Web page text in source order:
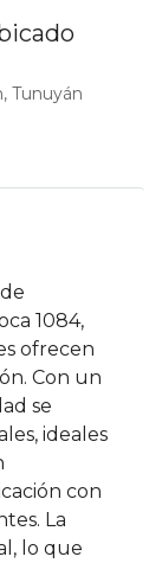
Tunuyán
1084,
ofrecen
Con un
se
ideales
con
La
lo que